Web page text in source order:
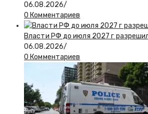
06.08.2026/
0 Комментариев
Власти РФ до июля 2027 г
06.08.2026/
0 Комментариев